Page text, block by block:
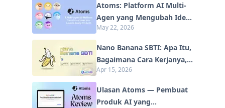
Atoms: Platform AI Multi-
Agen yang Mengubah Ide
menjadi Produk Siap
May 22, 2026
Nano Banana SBTI: Apa Itu,
Bagaimana Cara Kerjanya,
dan Cara Menggunakannya di
Apr 15, 2026
Ulasan Atoms — Pembuat
Produk AI yang